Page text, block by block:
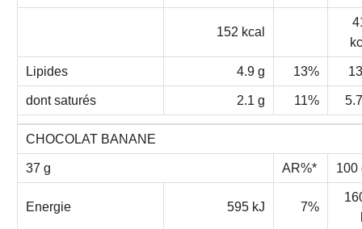
152 kcal
Lipides 4.9 g 13%
dont saturés 2.1 g 11%
CHOCOLAT BANANE
37 g AR%* 100
Energie 595 kJ 7%